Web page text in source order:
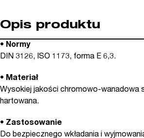
Opis produktu
• Normy
DIN 3126, ISO 1173, forma E 6,3.
• Materiał
Wysokiej jakości chromowo-wanadowa
hartowana.
• Zastosowanie
Do bezpiecznego wkładania i